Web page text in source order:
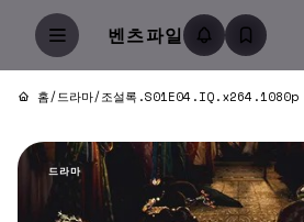
벤츠파일
홈/드라마/조설록.S01E04.IQ.x264.1080p
드라마